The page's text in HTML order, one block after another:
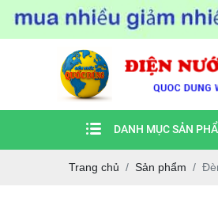
DANH MỤC SẢN
Trang chủ Sản phẩm